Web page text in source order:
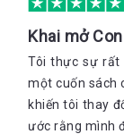
Khai mở
Tôi thực sự rất
một cuốn sách
khiến tôi thay
ước rằng mình